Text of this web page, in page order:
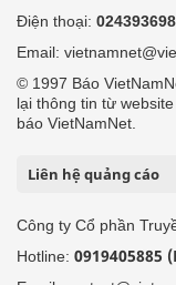
Điện thoại:
Email:
© 1997 Báo
lại thông tin từ
báo VietNamNet.
Liên hệ quảng cáo
Công ty Cổ phần
Hotline: 0919405885